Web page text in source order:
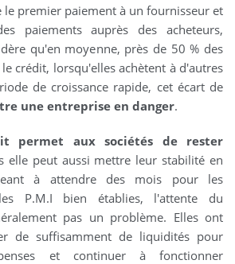
le premier paiement à un fournisseur et
paiements auprès des acheteurs,
qu'en moyenne, près de 50 % des
crédit, lorsqu'elles achètent à d'autres
de croissance rapide, cet écart de
une entreprise en danger.
permet aux sociétés de rester
elle peut aussi mettre leur stabilité en
à attendre des mois pour les
P.M.I bien établies, l'attente du
pas un problème. Elles ont
de suffisamment de liquidités pour
et continuer à fonctionner